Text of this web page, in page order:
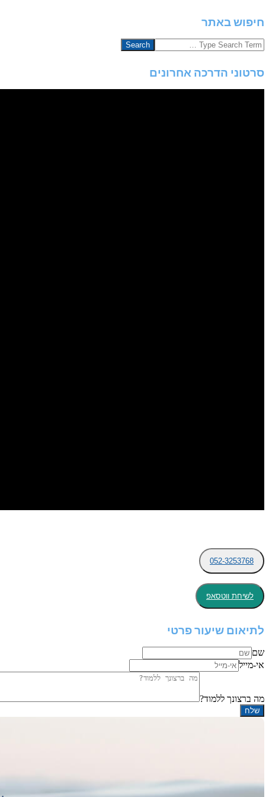
חיפוש באתר
Search
סרטוני הדרכה אחרונים
052-3253768
לשיחת ווטסאפ
לתיאום שיעור פרטי
שם
אי-מייל
מה ברצונך ללמוד?